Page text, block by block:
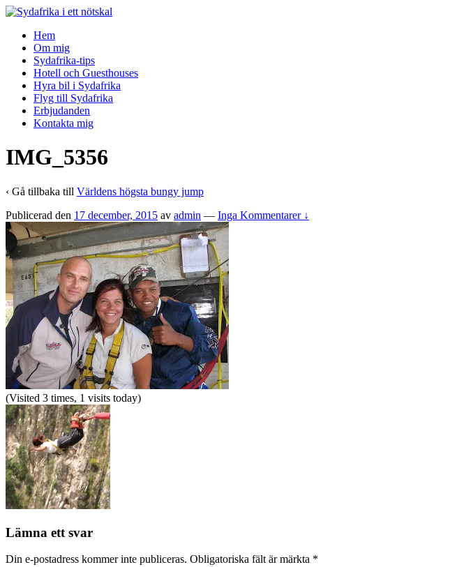
↓
Main
Content
Hem
Om mig
Sydafrika-tips
Hotell och Guesthouses
Hyra bil i Sydafrika
Flyg till Sydafrika
Erbjudanden
Kontakta mig
IMG_5356
‹ Gå tillbaka till Världens högsta bungy jump
Publicerad den 17 december, 2015 av admin — Inga Kommentarer ↓
(Visited 3 times, 1 visits today)
Lämna ett svar
Din e-postadress kommer inte publiceras. Obligatoriska fält är märkta *